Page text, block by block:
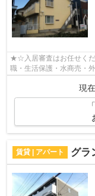
★☆入居審査はお任せく
職・生活保護・水商売・
ット非公開の物件からも
現
賃貸 | アパート グラ